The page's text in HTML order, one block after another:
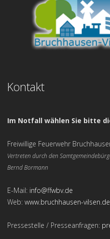
Kontakt
Im Notfall wählen Sie bitte
Freiwillige Feuerwehr
Vertreten durch den
Bernd Bormann
E-Mail: info@ffwbv.de
Web: www.bruchhausen-vilsen.de
Pressestelle / Presseanfragen: